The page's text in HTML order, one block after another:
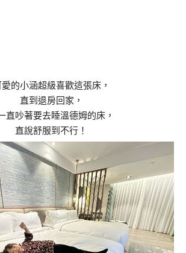
愛的小涵超級喜歡這張床，
直到退房回家，
直吵著要去睡溫德姆的床，
直說舒服到不行！